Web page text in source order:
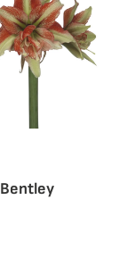
Bentley